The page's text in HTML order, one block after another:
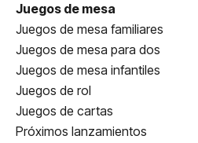
Juegos de mesa
Juegos de mesa familiares
Juegos de mesa para dos
Juegos de mesa infantiles
Juegos de rol
Juegos de cartas
Próximos lanzamientos